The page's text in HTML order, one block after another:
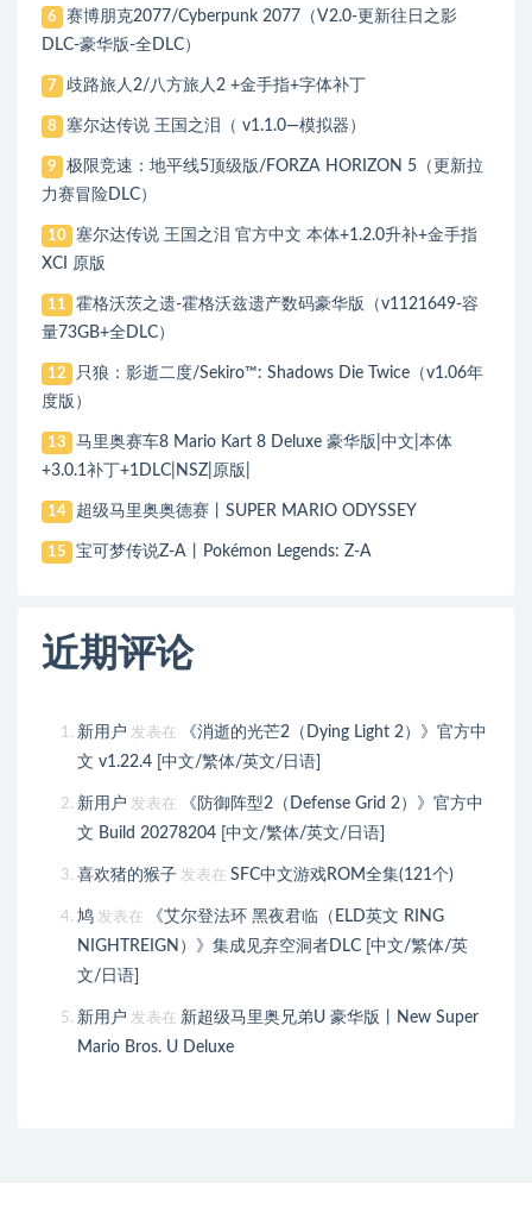
6
赛博朋克2077/Cyberpunk 2077（V2.0-更新往日之影
DLC-豪华版-全DLC）
7 歧路旅人2/八方旅人2 +金手指+字体补丁
8 塞尔达传说 王国之泪（ v1.1.0—模拟器）
9
极限竞速：地平线5顶级版/FORZA HORIZON 5（更新拉
力赛冒险DLC）
10
塞尔达传说 王国之泪 官方中文 本体+1.2.0升补+金手指
XCI 原版
11
霍格沃茨之遗-霍格沃兹遗产数码豪华版（v1121649-容
量73GB+全DLC）
12
只狼：影逝二度/Sekiro™: Shadows Die Twice（v1.06年
度版）
13
马里奥赛车8 Mario Kart 8 Deluxe 豪华版|中文|本体
+3.0.1补丁+1DLC|NSZ|原版|
14 超级马里奥奥德赛丨SUPER MARIO ODYSSEY
15 宝可梦传说Z-A丨Pokémon Legends: Z-A
近期评论
新用户 发表在
《消逝的光芒2（Dying Light 2）》官方中
文 v1.22.4 [中文/繁体/英文/日语]
新用户 发表在
《防御阵型2（Defense Grid 2）》官方中
文 Build 20278204 [中文/繁体/英文/日语]
喜欢猪的猴子 发表在 SFC中文游戏ROM全集(121个)
鸠 发表在
《艾尔登法环 黑夜君临（ELD英文 RING
NIGHTREIGN）》集成见弃空洞者DLC [中文/繁体/英
文/日语]
新用户 发表在 新超级马里奥兄弟U 豪华版丨New Super
Mario Bros. U Deluxe